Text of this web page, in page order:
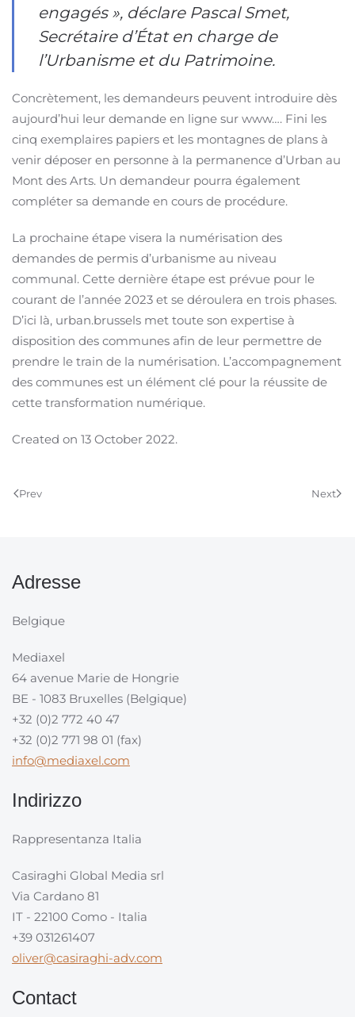
engagés », déclare Pascal Smet,
Secrétaire d’État en charge de
l’Urbanisme et du Patrimoine.
Concrètement, les demandeurs peuvent introduire dès
aujourd’hui leur demande en ligne sur www…. Fini les
cinq exemplaires papiers et les montagnes de plans à
venir déposer en personne à la permanence d’Urban au
Mont des Arts. Un demandeur pourra également
compléter sa demande en cours de procédure.
La prochaine étape visera la numérisation des
demandes de permis d’urbanisme au niveau
communal. Cette dernière étape est prévue pour le
courant de l’année 2023 et se déroulera en trois phases.
D’ici là, urban.brussels met toute son expertise à
disposition des communes afin de leur permettre de
prendre le train de la numérisation. L’accompagnement
des communes est un élément clé pour la réussite de
cette transformation numérique.
Created on 13 October 2022.
Prev Next
Adresse
Belgique
Mediaxel
64 avenue Marie de Hongrie
BE - 1083 Bruxelles (Belgique)
+32 (0)2 772 40 47
+32 (0)2 771 98 01 (fax)
info@mediaxel.com
Indirizzo
Rappresentanza Italia
Casiraghi Global Media srl
Via Cardano 81
IT - 22100 Como - Italia
+39 031261407
oliver@casiraghi-adv.com
Contact